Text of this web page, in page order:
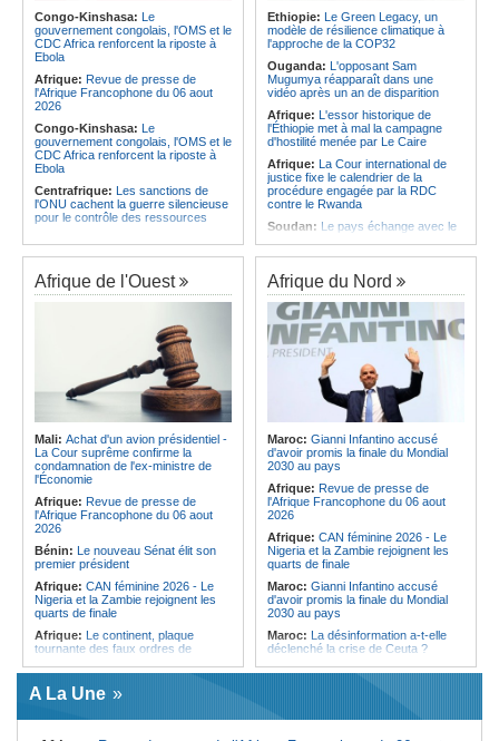
à Yamoussoukro
Afrique:Le Forum de
l'entrepreneuriat de Sept Afrique se
veut une plateforme de mobilisation
des investissements
intégrés au système éducatif au
pays
Angola:Le Brent ouvre à 78,82
dollars le baril
Congo-Kinshasa: Le
gouvernement congolais, l'OMS et le
CDC Africa renforcent la riposte à
Ebola
Afrique: Revue de presse de
l'Afrique Francophone du 06 aout
2026
Congo-Kinshasa: Le
gouvernement congolais, l'OMS et le
CDC Africa renforcent la riposte à
Ebola
Centrafrique: Les sanctions de
l'ONU cachent la guerre silencieuse
pour le contrôle des ressources
Afrique:La Cour international de
justice fixe le calendrier de la
Visite du Président de la
République et de la Première Dame
à Yamoussoukro
Afrique:L'Angola participe à la 21e
réunion du Partenariat Afrique-
Monde arabe au Caire
Congo-Kinshasa:Ebola - Contre le
variant Bundibugyo, plusieurs
essais lancés mais aucun traitement
Cameroun:Plusieurs
ressortissants expulsés des États-
pays
Ethiopie: Le Green Legacy, un
modèle de résilience climatique à
l'approche de la COP32
Ouganda: L'opposant Sam
Mugumya réapparaît dans une
vidéo après un an de disparition
Afrique: L'essor historique de
l'Éthiopie met à mal la campagne
d'hostilité menée par Le Caire
Afrique: La Cour international de
justice fixe le calendrier de la
procédure engagée par la RDC
contre le Rwanda
Soudan: Le pays échange avec le
Afrique:L'Éthiopie accueillera la
76e session du Comité régional de
l'OMS pour le continent
Kenya:Une nouvelle récolte
d'espoir - Le coton Bt relance la
filière cotonnière à Lamu
Ile Maurice:
Alpine Challenge - Une
claque magistrale aux Racing
Ile Maurice:Pas de libération sous
caution pour Seewoo et Deoojee, la
FCC craint une interférence avec
les témoins
Ile Maurice:Kreol Morisien - Un
débat sans voix dissidente
Afrique de l'Ouest
Mali: Achat d'un avion présidentiel -
La Cour suprême confirme la
condamnation de l'ex-ministre de
l'Économie
Afrique: Revue de presse de
l'Afrique Francophone du 06 aout
2026
Bénin: Le nouveau Sénat élit son
premier président
Afrique: CAN féminine 2026 - Le
Nigeria et la Zambie rejoignent les
quarts de finale
Afrique: Le continent, plaque
tournante des faux ordres de
Guinée:
assume les fonctions présidentielles
Ghana:John Dramani en Jamaïque
Afrique du Nord
Maroc: Gianni Infantino accusé
d'avoir promis la finale du Mondial
2030 au pays
Afrique: Revue de presse de
l'Afrique Francophone du 06 aout
2026
Afrique: CAN féminine 2026 - Le
Nigeria et la Zambie rejoignent les
quarts de finale
Maroc: Gianni Infantino accusé
d'avoir promis la finale du Mondial
2030 au pays
Maroc: La désinformation a-t-elle
déclenché la crise de Ceuta ?
Afrique:L'essor historique de
Algérie:France - L'affaire Mehdi
A La Une